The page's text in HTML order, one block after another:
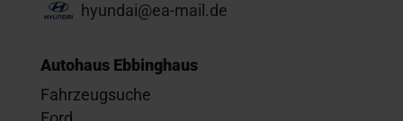
hyundai@ea-mail.de
Autohaus Ebbinghaus
Fahrzeugsuche